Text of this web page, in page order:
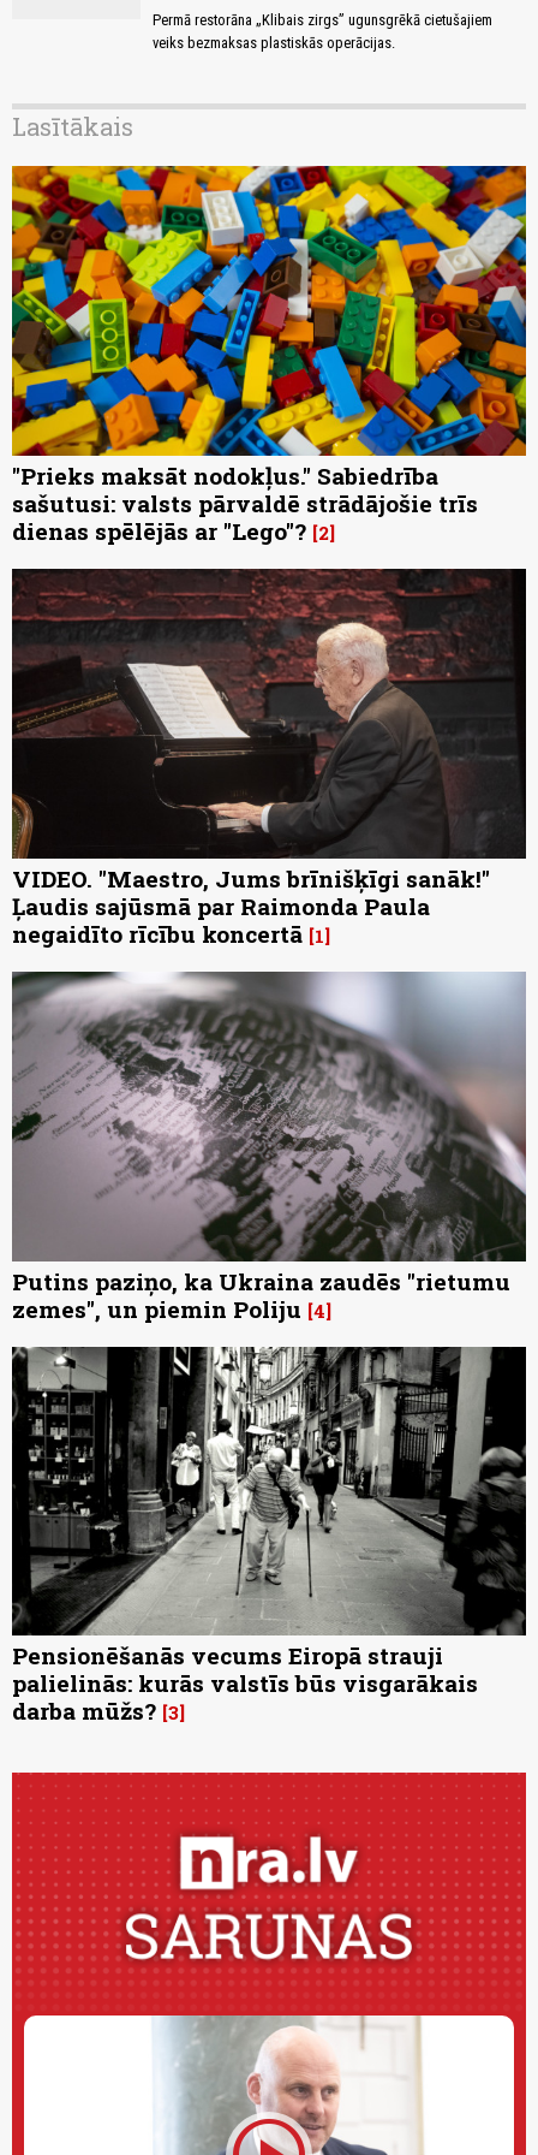
Permā restorāna „Klibais zirgs” ugunsgrēkā cietušajiem
veiks bezmaksas plastiskās operācijas.
Lasītākais
"Prieks maksāt nodokļus." Sabiedrība
sašutusi: valsts pārvaldē strādājošie trīs
dienas spēlējās ar "Lego"? 2
VIDEO. "Maestro, Jums brīnišķīgi sanāk!"
Ļaudis sajūsmā par Raimonda Paula
negaidīto rīcību koncertā 1
Putins paziņo, ka Ukraina zaudēs "rietumu
zemes", un piemin Poliju 4
Pensionēšanās vecums Eiropā strauji
palielinās: kurās valstīs būs visgarākais
darba mūžs? 3